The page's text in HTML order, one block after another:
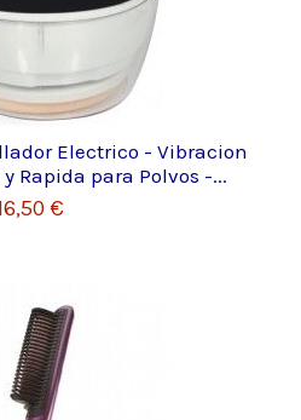
Electrico - Vibracion
Rapida para Polvos -...
€